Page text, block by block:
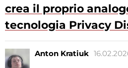
crea il proprio
tecnologia Privacy
Anton Kratiuk